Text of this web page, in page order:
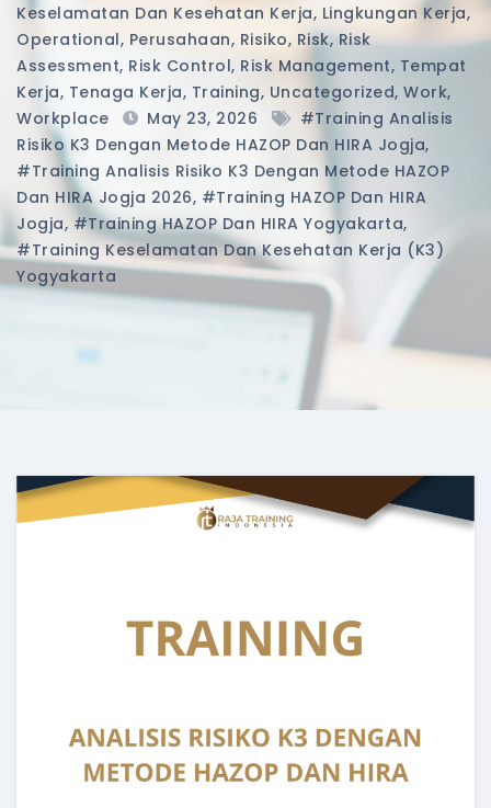
Keselamatan Dan Kesehatan Kerja, Lingkungan Kerja,
Operational, Perusahaan, Risiko, Risk, Risk
Assessment, Risk Control, Risk Management, Tempat
Kerja, Tenaga Kerja, Training, Uncategorized, Work,
Workplace
May 23, 2026
#training Analisis
Risiko K3 Dengan Metode HAZOP Dan HIRA Jogja,
#training Analisis Risiko K3 Dengan Metode HAZOP
Dan HIRA Jogja 2026, #training HAZOP Dan HIRA
Jogja, #training HAZOP Dan HIRA Yogyakarta,
#training Keselamatan Dan Kesehatan Kerja (K3)
Yogyakarta